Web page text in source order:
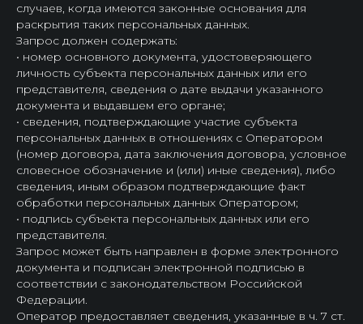
случаев, когда имеются законные основания для
раскрытия таких персональных данных.
Запрос должен содержать:
• номер основного документа, удостоверяющего
личность субъекта персональных данных или его
представителя, сведения о дате выдачи указанного
документа и выдавшем его органе;
• сведения, подтверждающие участие субъекта
персональных данных в отношениях с Оператором
(номер договора, дата заключения договора, условное
словесное обозначение и (или) иные сведения), либо
сведения, иным образом подтверждающие факт
обработки персональных данных Оператором;
• подпись субъекта персональных данных или его
представителя.
Запрос может быть направлен в форме электронного
документа и подписан электронной подписью в
соответствии с законодательством Российской
Федерации.
Оператор предоставляет сведения, указанные в ч. 7 ст.